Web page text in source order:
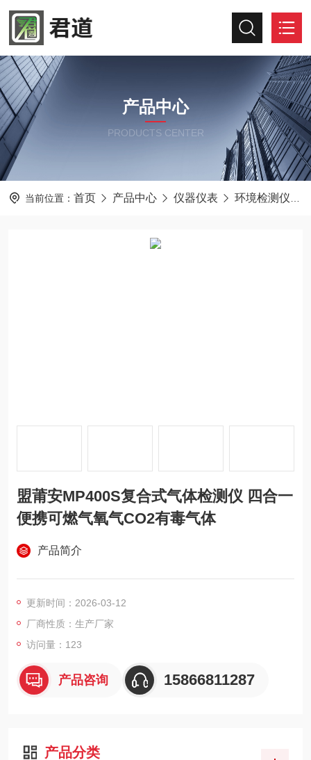
产品中心
PRODUCTS CENTER
当前位置： 首页 产品中心 仪器仪表 环境检测仪器
盟莆安MP400S复合式气体检测仪 四合一
便携可燃气氧气CO2有毒气体
产品简介
更新时间：2026-03-12
厂商性质：生产厂家
访问量：123
产品咨询 15866811287
产品分类